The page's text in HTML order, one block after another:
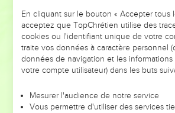
Zébédée, et son frère Jean, qui étaient
avec leur père Zébédée et qui
appela,
et aussitôt ils laissèrent la barque et
suivirent.
Jésus enseigne et guérit
En cliquant sur le bouton « Accepter tous
acceptez que TopChrétien utilise des
cookies ou l'identifiant unique de votre
traite vos données à caractère personnel
données de navigation et les
votre compte utilisateur) dans les buts
Mesurer l'audience de notre service
Vous permettre d'utiliser des services